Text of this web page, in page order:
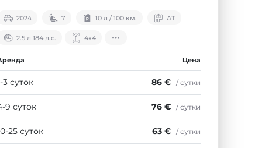
2024 7 10 л / 100 км. АТ
2.5 л 184 л.с. 4х4
Цена
3 суток 86 € / сутки
9 суток 76 € / сутки
25 суток 63 € / сутки